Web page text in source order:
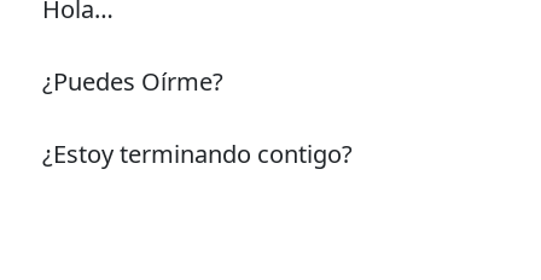
Hola…
¿Puedes Oírme?
¿Estoy terminando contigo?